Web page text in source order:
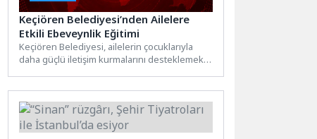
Keçiören Belediyesi’nden Ailelere
Etkili Ebeveynlik Eğitimi
Keçiören Belediyesi, ailelerin çocuklarıyla
daha güçlü iletişim kurmalarını desteklemek